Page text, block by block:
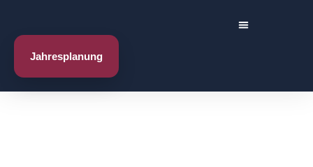
Jahresplanung